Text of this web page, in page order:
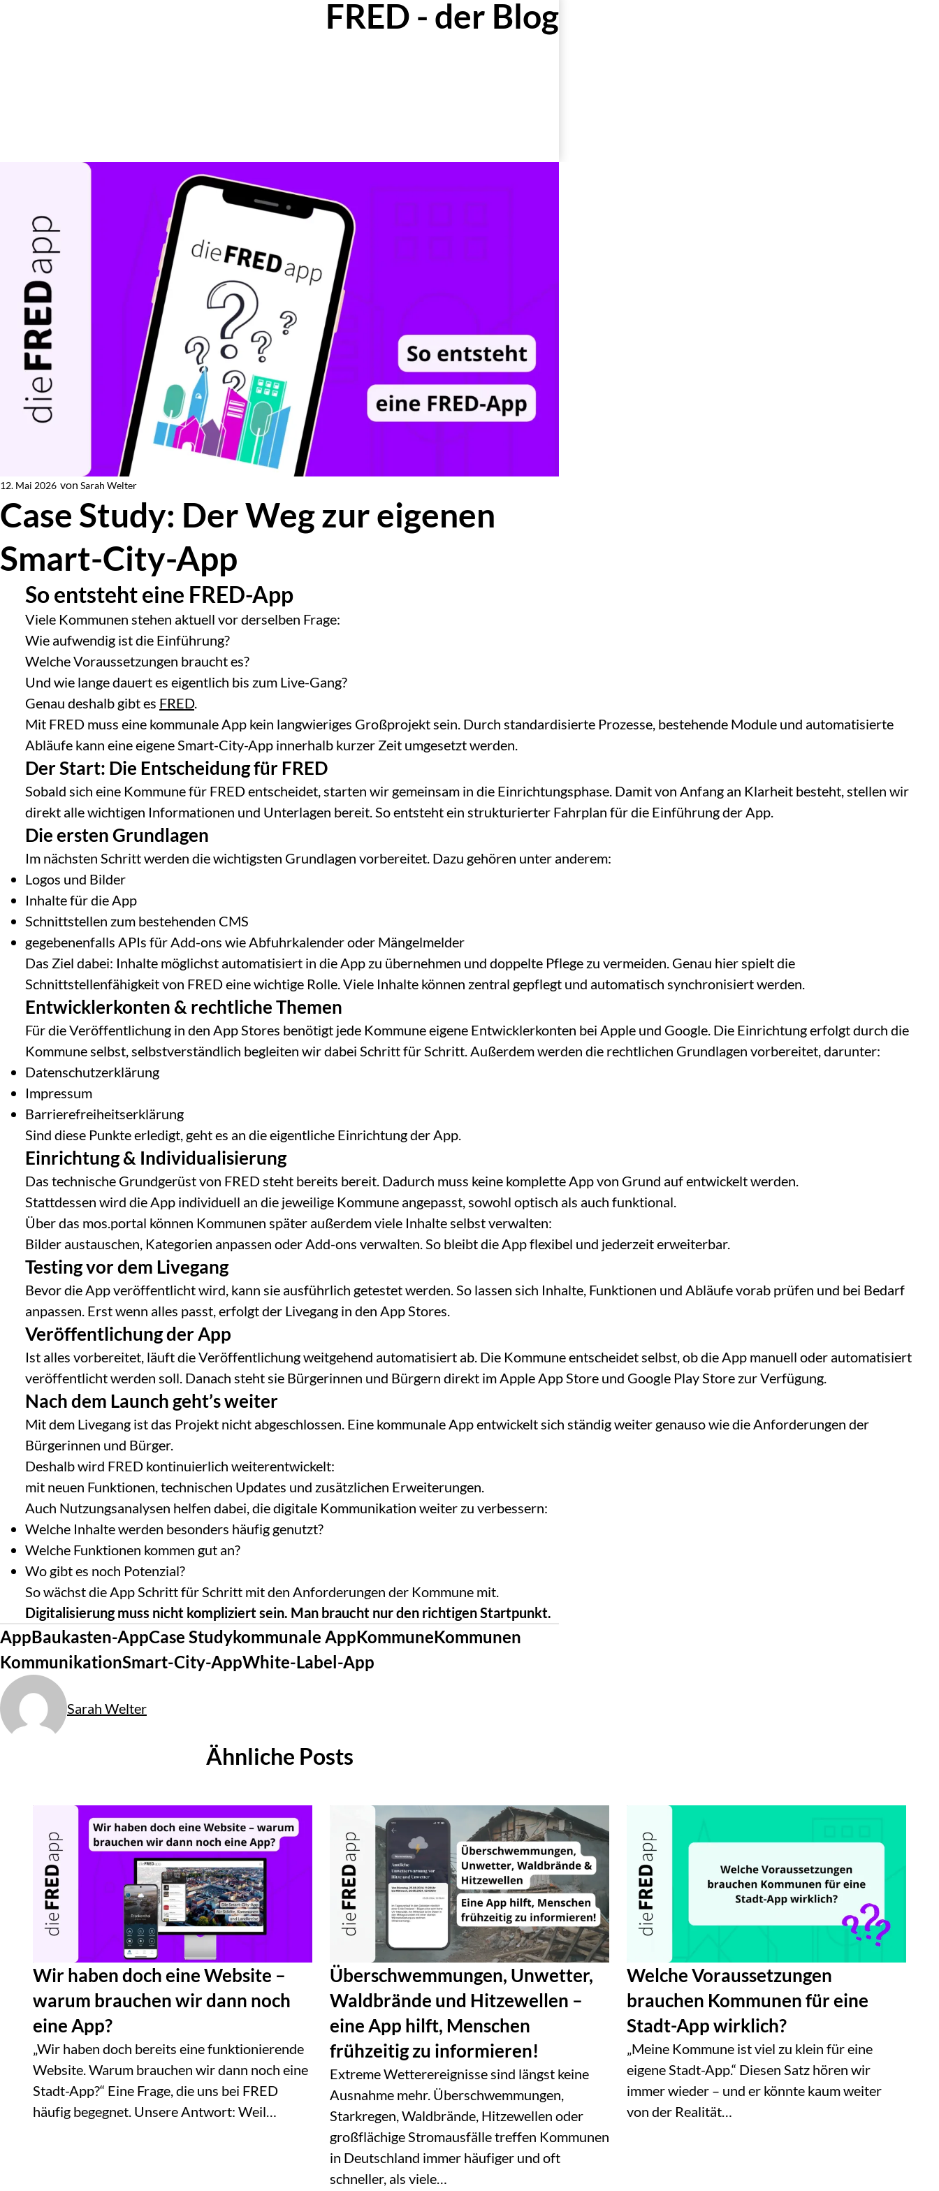
FRED - der Blog
12. Mai 2026 von
Von
Sarah Welter
Case Study: Der Weg zur eigenen
Smart-City-App
So entsteht eine FRED-App
Viele Kommunen stehen aktuell vor derselben Frage:
Wie aufwendig ist die Einführung?
Welche Voraussetzungen braucht es?
Und wie lange dauert es eigentlich bis zum Live-Gang?
Genau deshalb gibt es FRED.
Mit FRED muss eine kommunale App kein langwieriges Großprojekt sein. Durch standardisierte Prozesse, bestehende Module und automatisierte
Abläufe kann eine eigene Smart-City-App innerhalb kurzer Zeit umgesetzt werden.
Der Start: Die Entscheidung für FRED
Sobald sich eine Kommune für FRED entscheidet, starten wir gemeinsam in die Einrichtungsphase. Damit von Anfang an Klarheit besteht, stellen wir
direkt alle wichtigen Informationen und Unterlagen bereit. So entsteht ein strukturierter Fahrplan für die Einführung der App.
Die ersten Grundlagen
Im nächsten Schritt werden die wichtigsten Grundlagen vorbereitet. Dazu gehören unter anderem:
Logos und Bilder
Inhalte für die App
Schnittstellen zum bestehenden CMS
gegebenenfalls APIs für Add-ons wie Abfuhrkalender oder Mängelmelder
Das Ziel dabei: Inhalte möglichst automatisiert in die App zu übernehmen und doppelte Pflege zu vermeiden. Genau hier spielt die
Schnittstellenfähigkeit von FRED eine wichtige Rolle. Viele Inhalte können zentral gepflegt und automatisch synchronisiert werden.
Entwicklerkonten & rechtliche Themen
Für die Veröffentlichung in den App Stores benötigt jede Kommune eigene Entwicklerkonten bei Apple und Google. Die Einrichtung erfolgt durch die
Kommune selbst, selbstverständlich begleiten wir dabei Schritt für Schritt. Außerdem werden die rechtlichen Grundlagen vorbereitet, darunter:
Datenschutzerklärung
Impressum
Barrierefreiheitserklärung
Sind diese Punkte erledigt, geht es an die eigentliche Einrichtung der App.
Einrichtung & Individualisierung
Das technische Grundgerüst von FRED steht bereits bereit. Dadurch muss keine komplette App von Grund auf entwickelt werden.
Stattdessen wird die App individuell an die jeweilige Kommune angepasst, sowohl optisch als auch funktional.
Über das mos.portal können Kommunen später außerdem viele Inhalte selbst verwalten:
Bilder austauschen, Kategorien anpassen oder Add-ons verwalten. So bleibt die App flexibel und jederzeit erweiterbar.
Testing vor dem Livegang
Bevor die App veröffentlicht wird, kann sie ausführlich getestet werden. So lassen sich Inhalte, Funktionen und Abläufe vorab prüfen und bei Bedarf
anpassen. Erst wenn alles passt, erfolgt der Livegang in den App Stores.
Veröffentlichung der App
Ist alles vorbereitet, läuft die Veröffentlichung weitgehend automatisiert ab. Die Kommune entscheidet selbst, ob die App manuell oder automatisiert
veröffentlicht werden soll. Danach steht sie Bürgerinnen und Bürgern direkt im Apple App Store und Google Play Store zur Verfügung.
Nach dem Launch geht’s weiter
Mit dem Livegang ist das Projekt nicht abgeschlossen. Eine kommunale App entwickelt sich ständig weiter genauso wie die Anforderungen der
Bürgerinnen und Bürger.
Deshalb wird FRED kontinuierlich weiterentwickelt:
mit neuen Funktionen, technischen Updates und zusätzlichen Erweiterungen.
Auch Nutzungsanalysen helfen dabei, die digitale Kommunikation weiter zu verbessern:
Welche Inhalte werden besonders häufig genutzt?
Welche Funktionen kommen gut an?
Wo gibt es noch Potenzial?
So wächst die App Schritt für Schritt mit den Anforderungen der Kommune mit.
Digitalisierung muss nicht kompliziert sein. Man braucht nur den richtigen Startpunkt.
Tags
AppBaukasten-AppCase Studykommunale AppKommuneKommunen
KommunikationSmart-City-AppWhite-Label-App
Von
Sarah Welter
Ähnliche Posts
Wir haben doch eine Website –
warum brauchen wir dann noch
eine App?
„Wir haben doch bereits eine funktionierende
Website. Warum brauchen wir dann noch eine
Stadt-App?“ Eine Frage, die uns bei FRED
häufig begegnet. Unsere Antwort: Weil…
Überschwemmungen, Unwetter,
Waldbrände und Hitzewellen –
eine App hilft, Menschen
frühzeitig zu informieren!
Extreme Wetterereignisse sind längst keine
Ausnahme mehr. Überschwemmungen,
Starkregen, Waldbrände, Hitzewellen oder
großflächige Stromausfälle treffen Kommunen
in Deutschland immer häufiger und oft
schneller, als viele…
Welche Voraussetzungen
brauchen Kommunen für eine
Stadt-App wirklich?
„Meine Kommune ist viel zu klein für eine
eigene Stadt-App.“ Diesen Satz hören wir
immer wieder – und er könnte kaum weiter
von der Realität…